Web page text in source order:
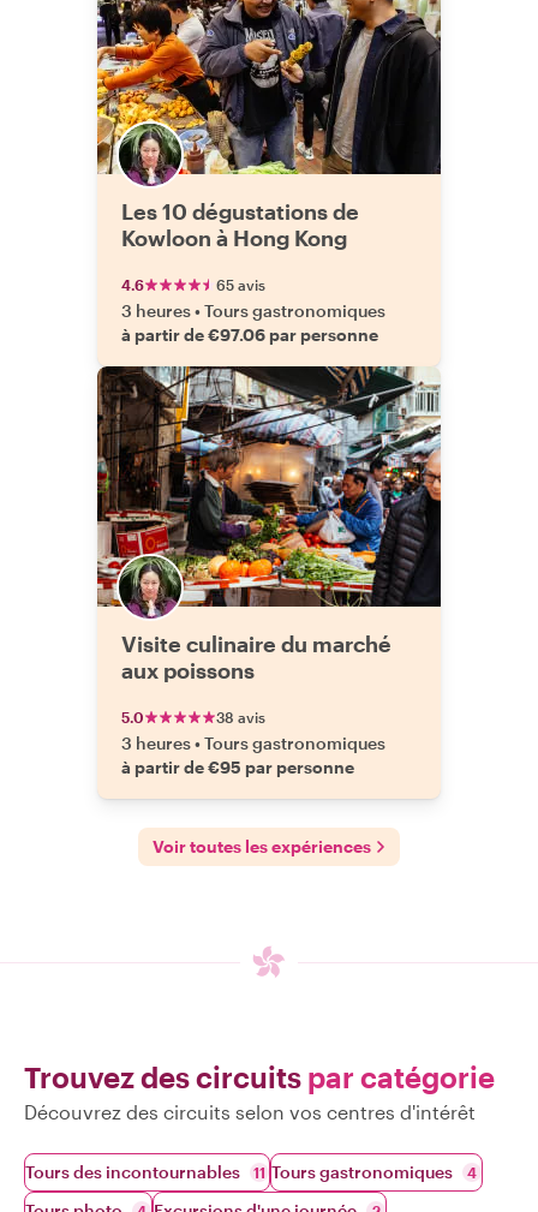
Les 10 dégustations de
Kowloon à Hong Kong
4.6 65 avis
3 heures•Tours gastronomiques
à partir de €97.06 par personne
Visite culinaire du marché
aux poissons
5.0 38 avis
3 heures•Tours gastronomiques
à partir de €95 par personne
Voir toutes les expériences
Trouvez des circuits par catégorie
Découvrez des circuits selon vos centres d'intérêt
Tours des incontournables 11 Tours gastronomiques 4